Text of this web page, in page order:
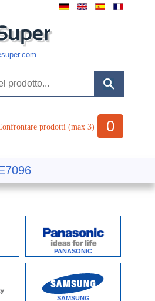
prodotti (max 3) 0
PANASONIC
SAMSUNG